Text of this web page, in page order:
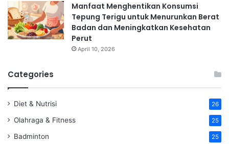
Manfaat Menghentikan Konsumsi
Tepung Terigu untuk Menurunkan Berat
Badan dan Meningkatkan Kesehatan
Perut
April 10, 2026
Categories
Diet & Nutrisi 26
Olahraga & Fitness 25
Badminton 25